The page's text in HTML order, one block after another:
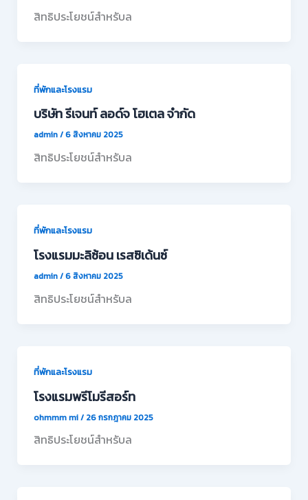
สิทธิประโยชน์สำหรับล
ที่พักและโรงแรม
บริษัท รีเจนท์ ลอด์จ โฮเตล จำกัด
admin/6 สิงหาคม 2025
สิทธิประโยชน์สำหรับล
ที่พักและโรงแรม
โรงแรมมะลิซ้อน เรสซิเด้นซ์
admin/6 สิงหาคม 2025
สิทธิประโยชน์สำหรับล
ที่พักและโรงแรม
โรงแรมพรีโมรีสอร์ท
ohmmm mi/ 26 กรกฎาคม 2025
สิทธิประโยชน์สำหรับล